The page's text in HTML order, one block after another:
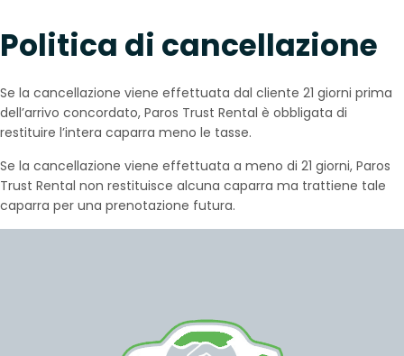
Politica di cancellazione
Se la cancellazione viene effettuata dal cliente 21 giorni prima
dell’arrivo concordato, Paros Trust Rental è obbligata di
restituire l’intera caparra meno le tasse.
Se la cancellazione viene effettuata a meno di 21 giorni, Paros
Trust Rental non restituisce alcuna caparra ma trattiene tale
caparra per una prenotazione futura.